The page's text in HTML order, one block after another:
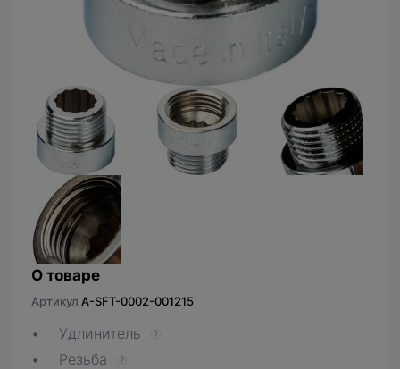
О товаре
Артикул A-SFT-0002-001215
Удлинитель ?
Резьба ?